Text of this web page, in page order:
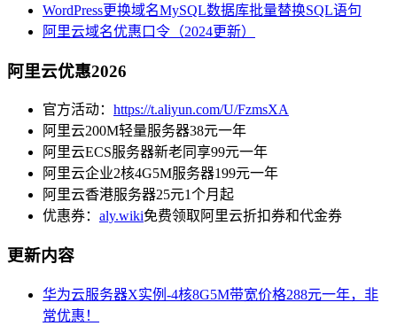
WordPress更换域名MySQL数据库批量替换SQL语句
阿里云域名优惠口令（2024更新）
阿里云优惠2026
官方活动： https://t.aliyun.com/U/FzmsXA
阿里云200M轻量服务器38元一年
阿里云ECS服务器新老同享99元一年
阿里云企业2核4G5M服务器199元一年
阿里云香港服务器25元1个月起
优惠券： aly.wiki免费领取阿里云折扣券和代金券
更新内容
华为云服务器X实例-4核8G5M带宽价格288元一年，非
常优惠！